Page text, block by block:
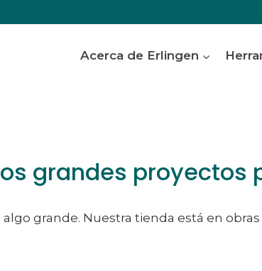
Acerca de Erlingen
grandes proyectos
grande. Nuestra tienda está en